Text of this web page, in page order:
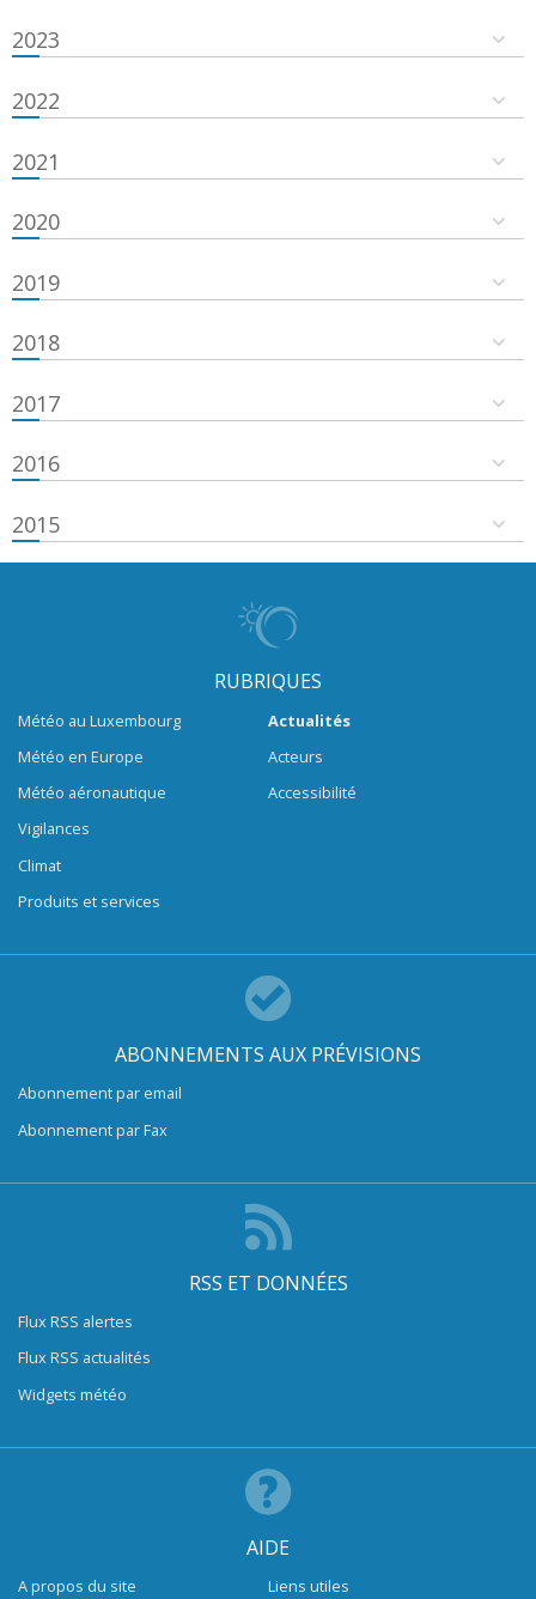
2023
2022
2021
2020
2019
2018
2017
2016
2015
RUBRIQUES
Météo au Luxembourg
Météo en Europe
Météo aéronautique
Vigilances
Climat
Produits et services
Actualités
Acteurs
Accessibilité
ABONNEMENTS AUX PRÉVISIONS
Abonnement par email
Abonnement par Fax
RSS ET DONNÉES
Flux RSS alertes
Flux RSS actualités
Widgets météo
AIDE
A propos du site Liens utiles